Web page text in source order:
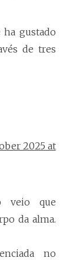
ha gustado
de tres
2025 at
veio que
da alma.
no